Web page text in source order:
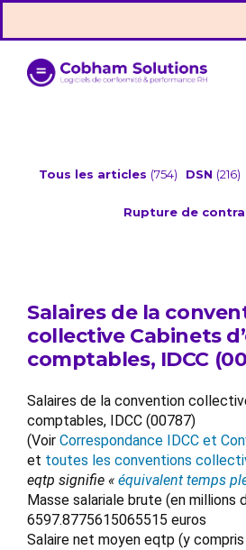
Tous les articles (754) DSN (216)
Rupture de
Salaires de la
collective Cabinets
comptables, IDCC
Salaires de la convention
comptables, IDCC (00787)
(Voir Correspondance IDCC et
et toutes les conventions
eqtp signifie « équivalent temps
Masse salariale brute (en millions
6597.8775615065515 euros
Salaire net moyen eqtp (y